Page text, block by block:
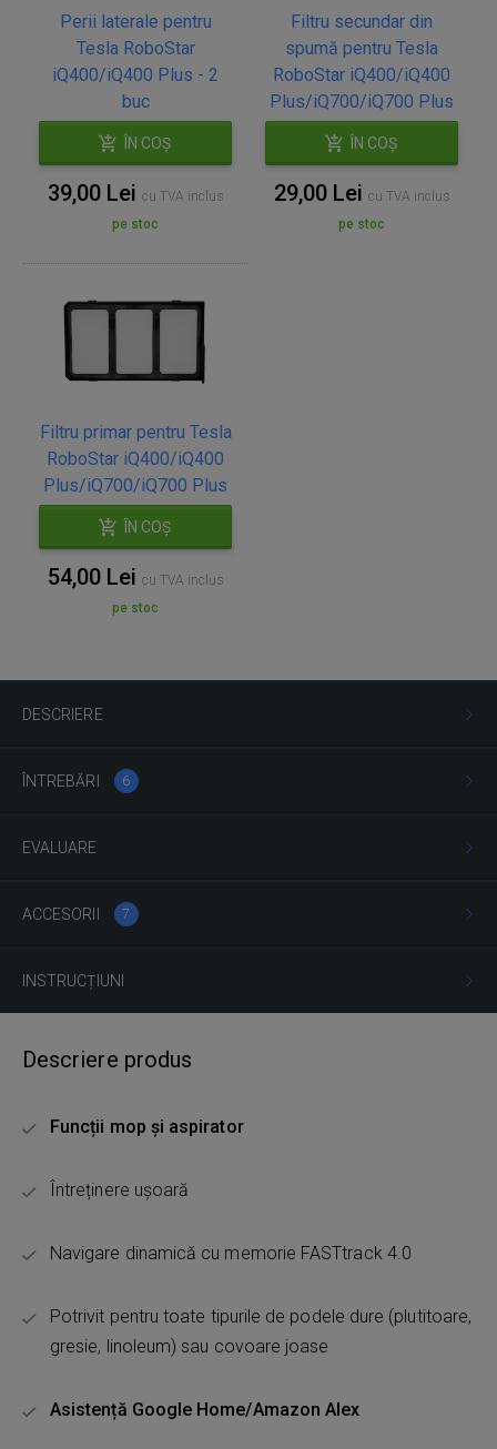
Perii laterale pentru
Tesla RoboStar
iQ400/iQ400 Plus - 2
buc
ÎN COȘ
39,00 Lei cu TVA inclus
pe stoc
Filtru secundar din
spumă pentru Tesla
RoboStar iQ400/iQ400
Plus/iQ700/iQ700 Plus
ÎN COȘ
29,00 Lei cu TVA inclus
pe stoc
Filtru primar pentru Tesla
RoboStar iQ400/iQ400
Plus/iQ700/iQ700 Plus
ÎN COȘ
54,00 Lei cu TVA inclus
pe stoc
DESCRIERE
ÎNTREBĂRI 6
EVALUARE
ACCESORII 7
INSTRUCȚIUNI
Descriere produs
Funcții mop și aspirator
Întreținere ușoară
Navigare dinamică cu memorie FASTtrack 4.0
Potrivit pentru toate tipurile de podele dure (plutitoare,
gresie, linoleum) sau covoare joase
Asistență Google Home/Amazon Alex